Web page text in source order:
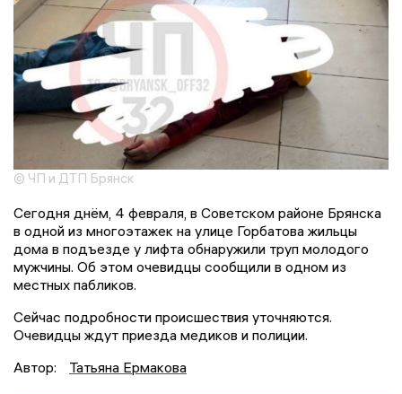
© ЧП и ДТП Брянск
Сегодня днём, 4 февраля, в Советском районе Брянска
в одной из многоэтажек на улице Горбатова жильцы
дома в подъезде у лифта обнаружили труп молодого
мужчины. Об этом очевидцы сообщили в одном из
местных пабликов.
Сейчас подробности происшествия уточняются.
Очевидцы ждут приезда медиков и полиции.
Автор:
Татьяна Ермакова